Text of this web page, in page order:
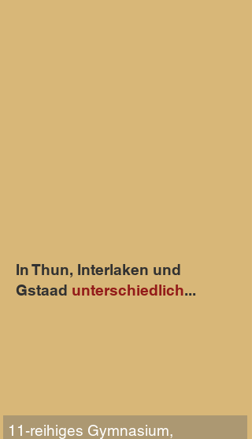
In Thun, Interlaken und
Gstaad unterschiedlich...
11-reihiges Gymnasium,